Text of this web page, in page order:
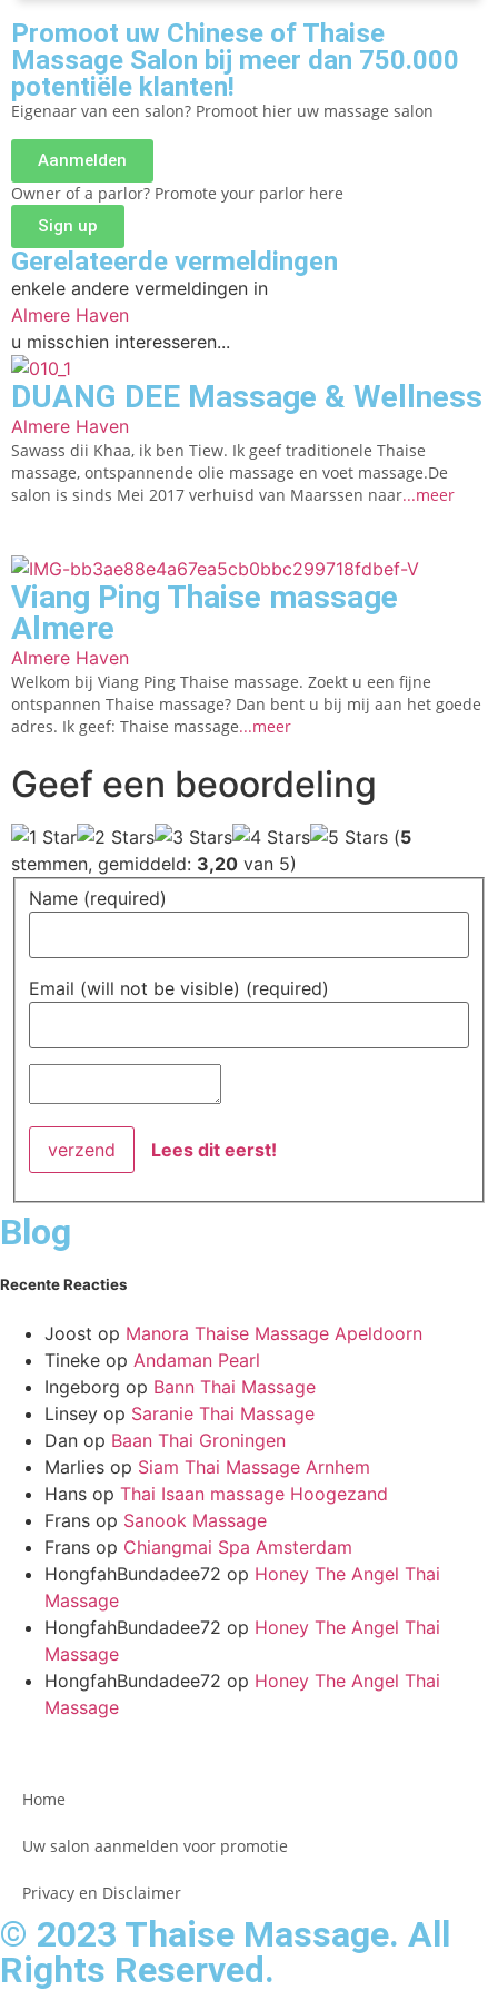
Promoot uw Chinese of Thaise
Massage Salon bij meer dan 750.000
potentiële klanten!
Eigenaar van een salon? Promoot hier uw massage salon
Aanmelden
Owner of a parlor? Promote your parlor here
Sign up
Gerelateerde vermeldingen
enkele andere vermeldingen in
Almere Haven
u misschien interesseren...
DUANG DEE Massage & Wellness
Almere Haven
Sawass dii Khaa, ik ben Tiew. Ik geef traditionele Thaise
massage, ontspannende olie massage en voet massage.De
salon is sinds Mei 2017 verhuisd van Maarssen naar...meer
Viang Ping Thaise massage
Almere
Almere Haven
Welkom bij Viang Ping Thaise massage. Zoekt u een fijne
ontspannen Thaise massage? Dan bent u bij mij aan het goede
adres. Ik geef: Thaise massage...meer
Geef een beoordeling
(5
stemmen, gemiddeld: 3,20 van 5)
Name (required)
Email (will not be visible) (required)
Lees dit eerst!
Blog
Recente Reacties
Joost op Manora Thaise Massage Apeldoorn
Tineke op Andaman Pearl
Ingeborg op Bann Thai Massage
Linsey op Saranie Thai Massage
Dan op Baan Thai Groningen
Marlies op Siam Thai Massage Arnhem
Hans op Thai Isaan massage Hoogezand
Frans op Sanook Massage
Frans op Chiangmai Spa Amsterdam
HongfahBundadee72 op Honey The Angel Thai
Massage
HongfahBundadee72 op Honey The Angel Thai
Massage
HongfahBundadee72 op Honey The Angel Thai
Massage
Home
Uw salon aanmelden voor promotie
Privacy en Disclaimer
© 2023 Thaise Massage. All
Rights Reserved.